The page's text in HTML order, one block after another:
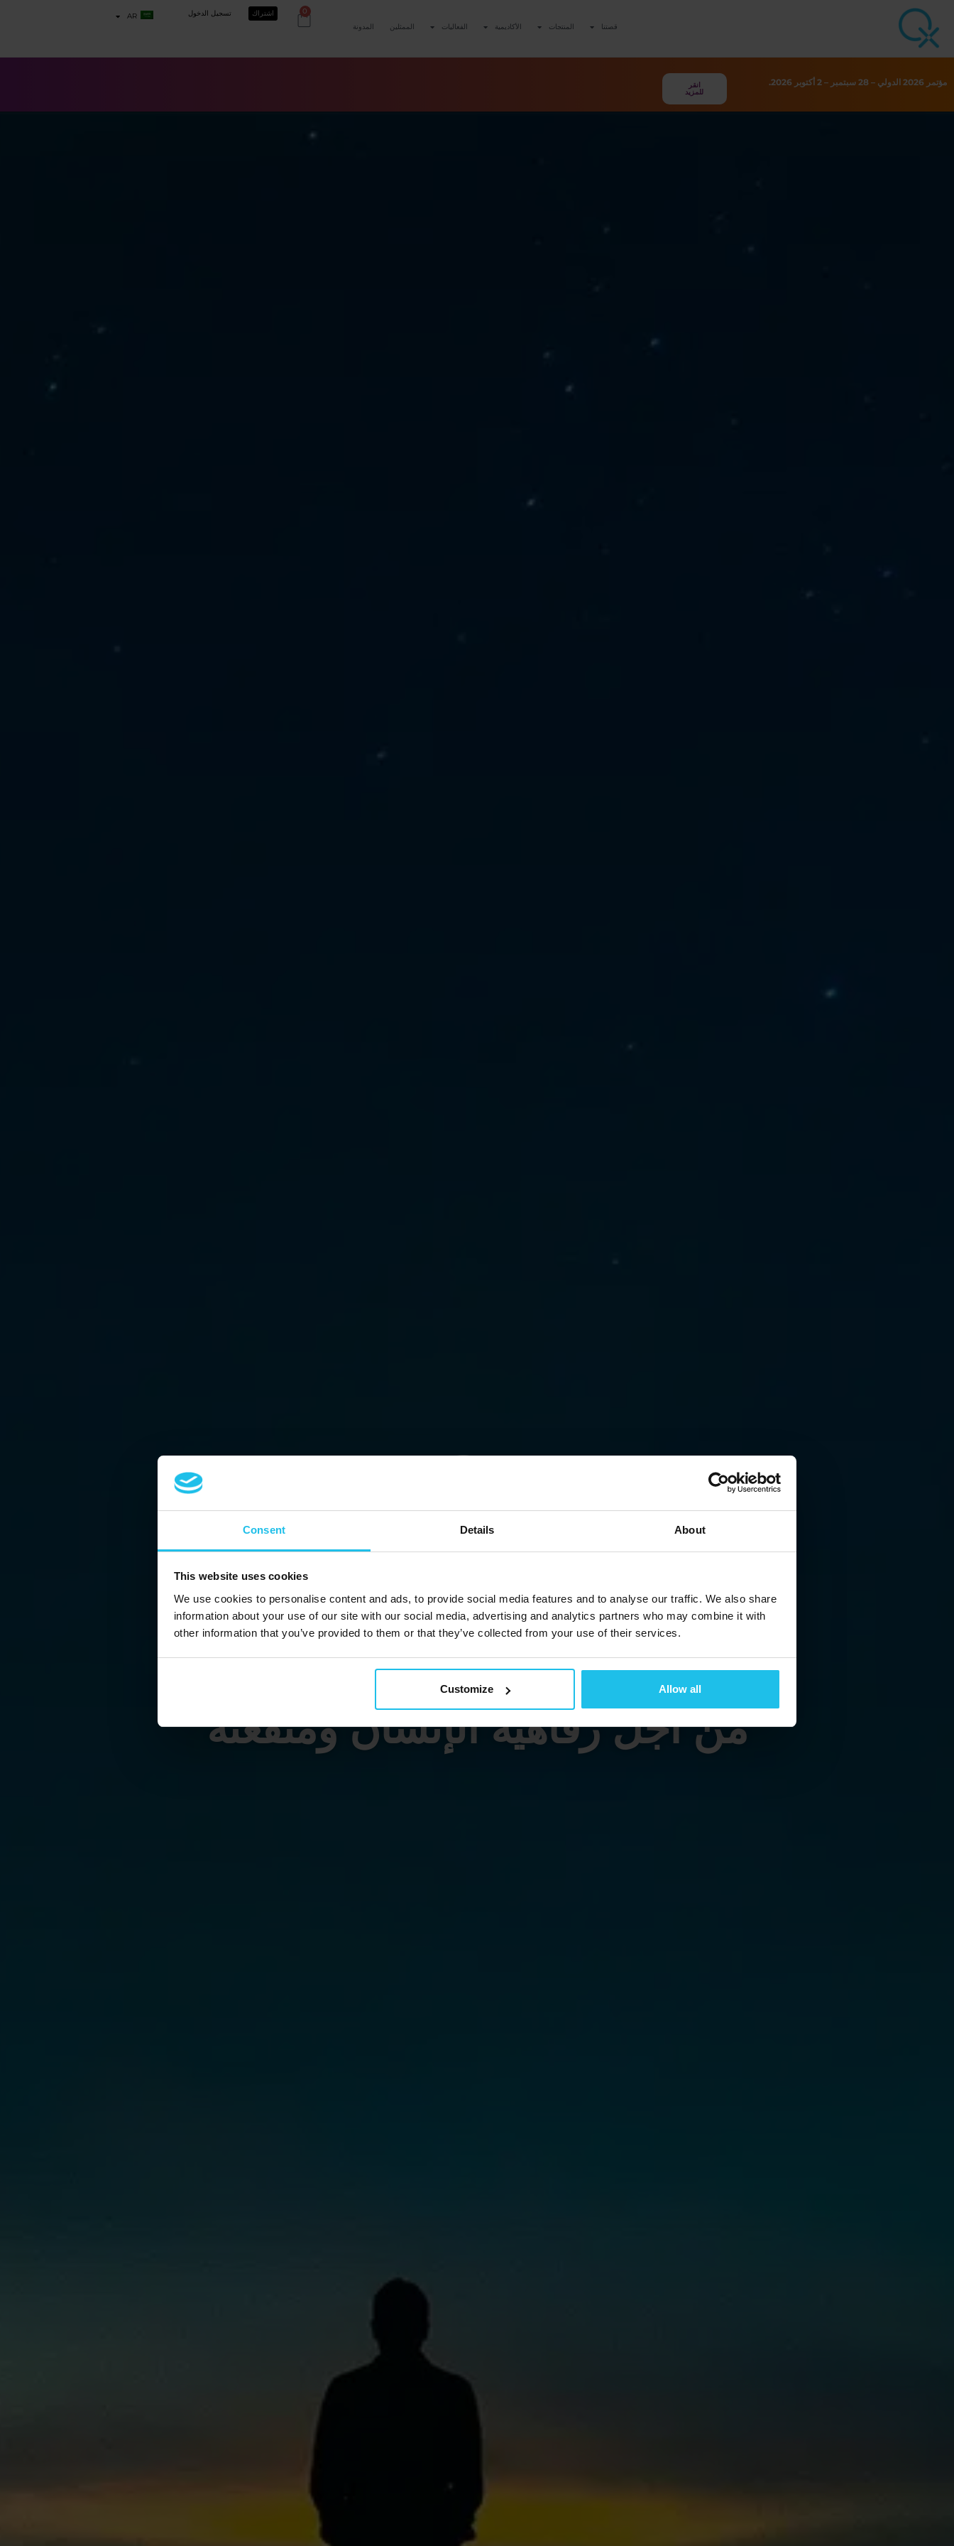
Consent Details About
This website uses cookies
We use cookies to personalise content and ads, to provide social media features and to analyse our traffic. We also share
information about your use of our site with our social media, advertising and analytics partners who may combine it with
other information that you’ve provided to them or that they’ve collected from your use of their services.
Customize Allow all
قصتنا المنتجات الأكاديمية الفعاليات الممثلين المدونة
0 اشتراك تسجيل الدخول AR
مؤتمر 2026 الدولي – 28 سبتمبر – 2 أكتوبر 2026. انقر
للمزيد
نقدم لكالحلول النشطة
من أجل رفاهية الإنسان ومنفعته